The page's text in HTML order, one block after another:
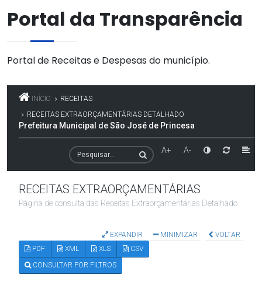
Portal da Transparência
Portal de Receitas e Despesas do município.